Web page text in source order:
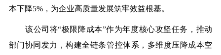
本下降5%，为企业高质量发展筑牢效益根基。
该公司将“极限降成本”作为年度核心攻坚任务，推动
部门协同发力，构建全链条管控体系 ， 多维度压降成本空